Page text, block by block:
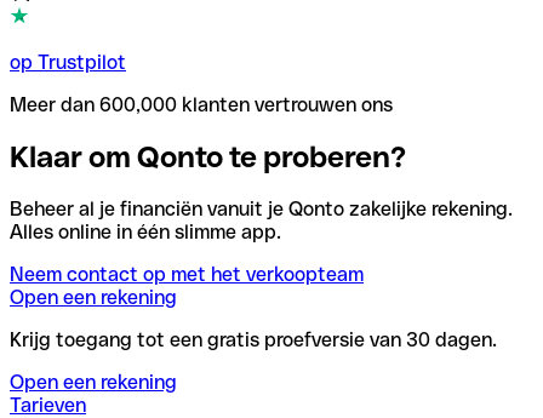
op Trustpilot
Meer dan 600,000 klanten vertrouwen ons
Klaar om Qonto te proberen?
Beheer al je financiën vanuit je Qonto zakelijke rekening.
Alles online in één slimme app.
Neem contact op met het verkoopteam
Open een rekening
Krijg toegang tot een gratis proefversie van 30 dagen.
Open een rekening
Tarieven